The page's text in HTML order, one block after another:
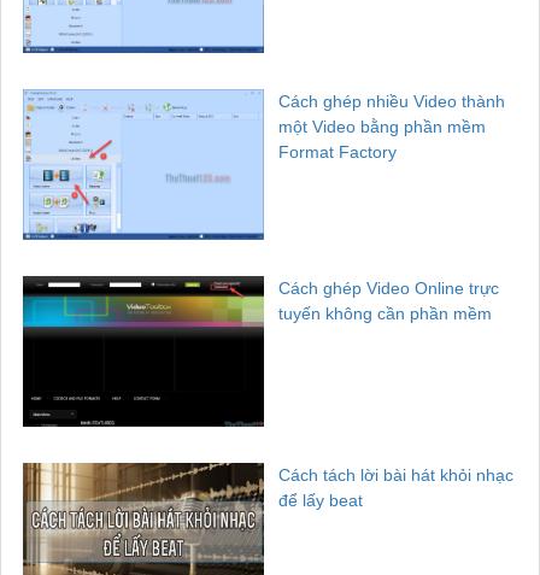
Cách ghép nhiều Video thành
một Video bằng phần mềm
Format Factory
Cách ghép Video Online trực
tuyến không cần phần mềm
Cách tách lời bài hát khỏi nhạc
để lấy beat